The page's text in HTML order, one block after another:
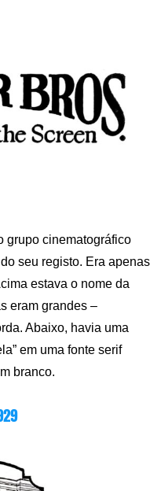
grupo cinematográfico
seu registo. Era apenas
estava o nome da
eram grandes –
Abaixo, havia uma
em uma fonte serif
branco.